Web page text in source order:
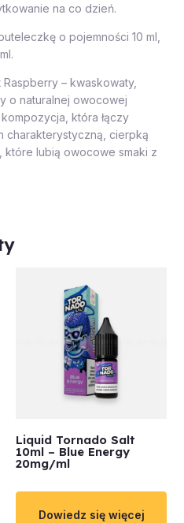
na co dzień.
o pojemności 10 ml,
– kwaskowaty,
o naturalnej owocowej
która łączy
charakterystyczną, cierpką
które lubią owocowe smaki z
Liquid Tornado Salt
10ml – Blue Energy
20mg/ml
Dowiedz się więcej